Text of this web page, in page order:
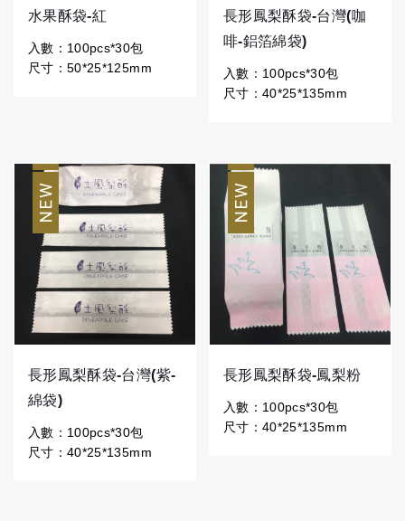
水果酥袋-紅
入數：100pcs*30包
尺寸：50*25*125mm
長形鳳梨酥袋-台灣(咖
啡-鋁箔綿袋)
入數：100pcs*30包
尺寸：40*25*135mm
長形鳳梨酥袋-台灣(紫-
綿袋)
入數：100pcs*30包
尺寸：40*25*135mm
長形鳳梨酥袋-鳳梨粉
入數：100pcs*30包
尺寸：40*25*135mm